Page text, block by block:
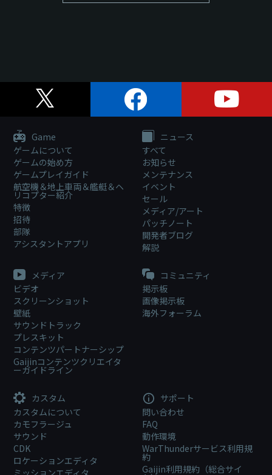
Game
ゲームについて
ゲームの始め方
ゲームプレイガイド
航空機＆地上車両＆艦艇＆ヘ
リコプター紹介
特徴
招待
部隊
アシスタントアプリ
ニュース
すべて
お知らせ
メンテナンス
イベント
セール
メディア/アート
パッチノート
開発者ブログ
解説
メディア
ビデオ
スクリーンショット
壁紙
サウンドトラック
プレスキット
コンテンツパートナーシップ
Gaijinコンテンツクリエイタ
ーガイドライン
コミュニティ
掲示板
画像掲示板
海外フォーラム
カスタム
カスタムについて
カモフラージュ
サウンド
CDK
ロケーションエディタ
ミッションエディタ
サポート
問い合わせ
FAQ
動作環境
WarThunderサービス利用規
約
Gaijin利用規約（総合サイ